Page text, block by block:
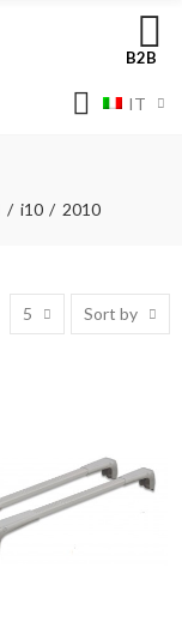
B2B
IT
i10 2010
5 Sort by